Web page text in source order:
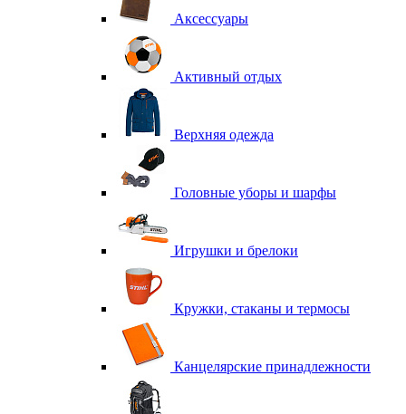
Аксессуары
Активный отдых
Верхняя одежда
Головные уборы и шарфы
Игрушки и брелоки
Кружки, стаканы и термосы
Канцелярские принадлежности